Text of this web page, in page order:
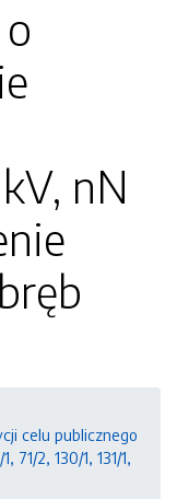
nN
celu publicznego
2, 130/1, 131/1,